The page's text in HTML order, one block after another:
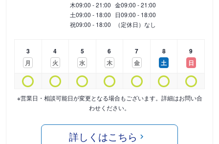
木09:00 - 21:00 金09:00 - 21:00
土09:00 - 18:00 日09:00 - 18:00
祝09:00 - 18:00 （定休日）なし
3
月
4
火
5
水
6
木
7
金
8
土
9
日
※営業日・相談可能日が変更となる場合もございます。詳細はお問い合
わせください。
詳しくはこちら